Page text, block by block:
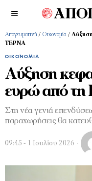
Απογευματινή / Οικονομία /
ΤΕΡΝΑ
ΟΙΚΟΝΟΜΊΑ
Αύξηση
ευρώ από
Στη νέα γενιά
παραχωρήσεις θα
09:45 - 1 Ιουλίου 2026